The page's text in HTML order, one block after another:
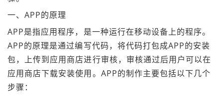
一、APP的原理
APP是指应用程序，是一种运行在移动设备上的程序。
APP的原理是通过编写代码，将代码打包成APP的安装
包，上传到应用商店进行审核，审核通过后用户可以在
应用商店下载安装使用。APP的制作主要包括以下几个
步骤：